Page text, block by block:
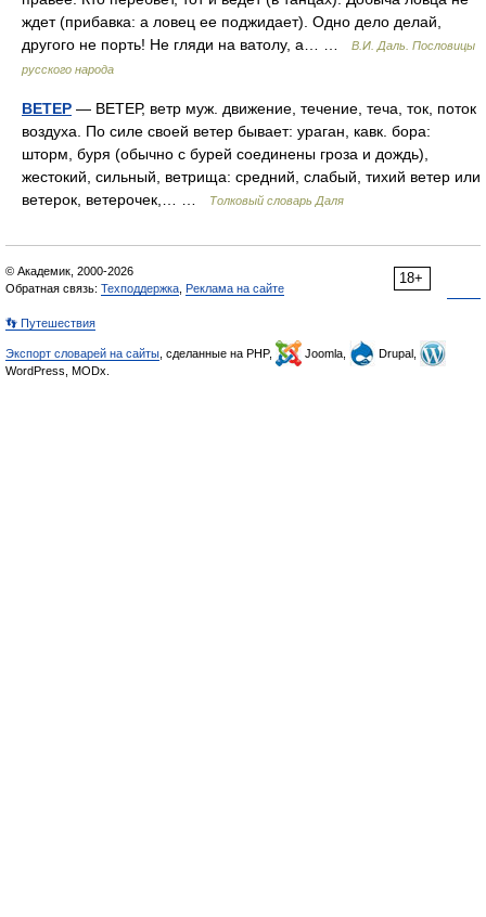
ждет (прибавка: а ловец ее поджидает). Одно дело делай,
другого не порть! Не гляди на ватолу, а… …
В.И. Даль. Пословицы
русского народа
ВЕТЕР — ВЕТЕР, ветр муж. движение, течение, теча, ток, поток
воздуха. По силе своей ветер бывает: ураган, кавк. бора:
шторм, буря (обычно с бурей соединены гроза и дождь),
жестокий, сильный, ветрища: средний, слабый, тихий ветер или
ветерок, ветерочек,… …
Толковый словарь Даля
18+
© Академик, 2000-2026
Обратная связь: Техподдержка Реклама на сайте
👣 Путешествия
Экспорт словарей на сайты , сделанные на PHP, Joomla,
Drupal,
WordPress, MODx.